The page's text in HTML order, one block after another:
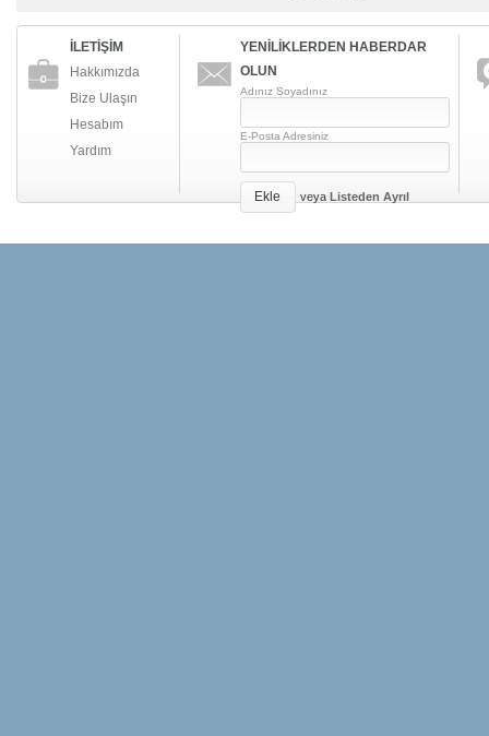
İLETİŞİM
Hakkımızda
Bize Ulaşın
Hesabım
Yardım
YENİLİKLERDEN HABERDAR
OLUN
Adınız Soyadınız
E-Posta Adresiniz
Ekle veya Listeden Ayrıl